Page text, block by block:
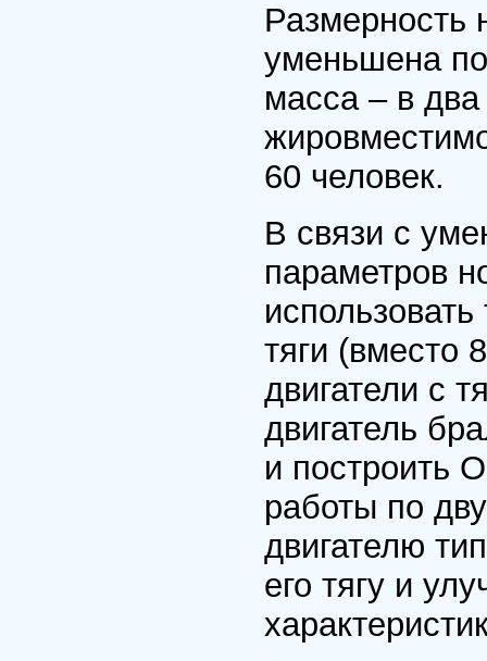
уменьшена
масса – в
60 человек.
В связи с
параметров
тяги (вместо
двигатели с
двигатель
и построить
работы по
двигателю
его тягу и